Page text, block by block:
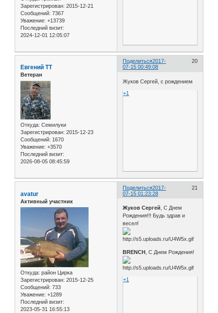
Зарегистрирован: 2015-12-21
Сообщений: 7367
Уважение: +13739
Последний визит:
2024-12-01 12:05:07
Поделиться 20
2017-
07-15 00:49:08
Евгений ТТ
Ветеран
Откуда: Семилуки
Зарегистрирован: 2015-12-23
Сообщений: 1670
Уважение: +3570
Последний визит:
2026-08-05 08:45:59
Жуков Сергей, с рождением
+1
Поделиться 21
2017-
07-15 01:23:28
avatur
Активный участник
Откуда: район Цирка
Зарегистрирован: 2015-12-25
Сообщений: 733
Уважение: +1289
Последний визит:
2023-05-31 16:55:13
Жуков Сергей , С Днем
Рождения!!! Будь здрав и
весел!
BRENCH , С Днем Рождения!
+1